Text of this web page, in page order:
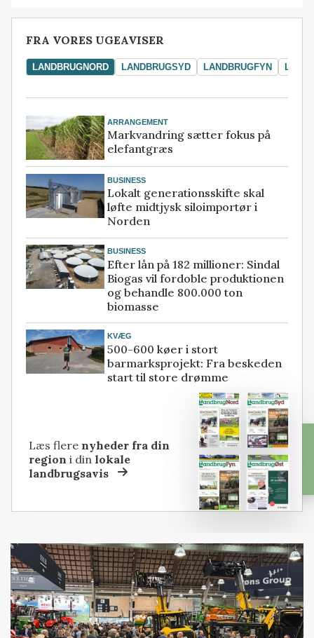
FRA VORES UGEAVISER
LANDBRUGNORD LANDBRUGSYD LANDBRUGFYN
ARRANGEMENT
Markvandring sætter fokus på
elefantgræs
BUSINESS
Lokalt generationsskifte skal
løfte midtjysk siloimportør i
Norden
BUSINESS
Efter lån på 182 millioner: Sindal
Biogas vil fordoble produktionen
og behandle 800.000 ton
biomasse
KVÆG
500-600 køer i stort
barmarksprojekt: Fra beskeden
start til store drømme
Læs flere nyheder fra din
region i dinlokale
landbrugsavis